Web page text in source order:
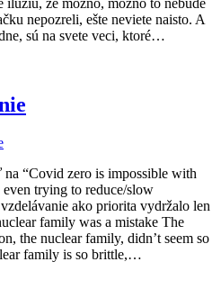
že možno, možno to nebude
nepozreli, ešte neviete naisto. A
sú na svete veci, ktoré…
“Covid zero is impossible with
trying to reduce/slow
ako priorita vydržalo len
family was a mistake The
the nuclear family, didn’t seem so
family is so brittle,…